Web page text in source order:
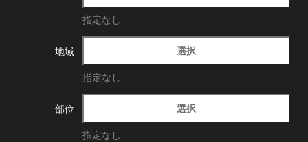
指定なし
地域 選択
指定なし
部位 選択
指定なし